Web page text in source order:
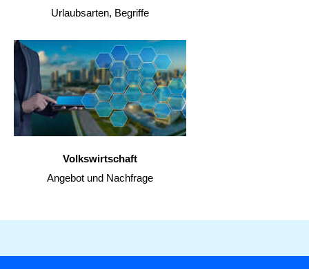
Urlaubsarten, Begriffe
Volkswirtschaft
Angebot und Nachfrage